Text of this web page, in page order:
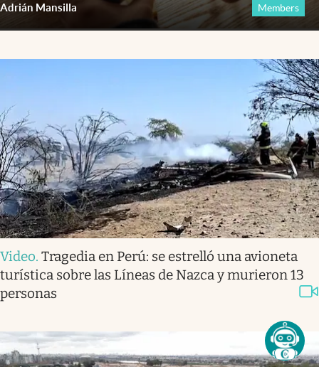
Adrián Mansilla Members
Video. Tragedia en Perú: se estrelló una avioneta
turística sobre las Líneas de Nazca y murieron 13
personas